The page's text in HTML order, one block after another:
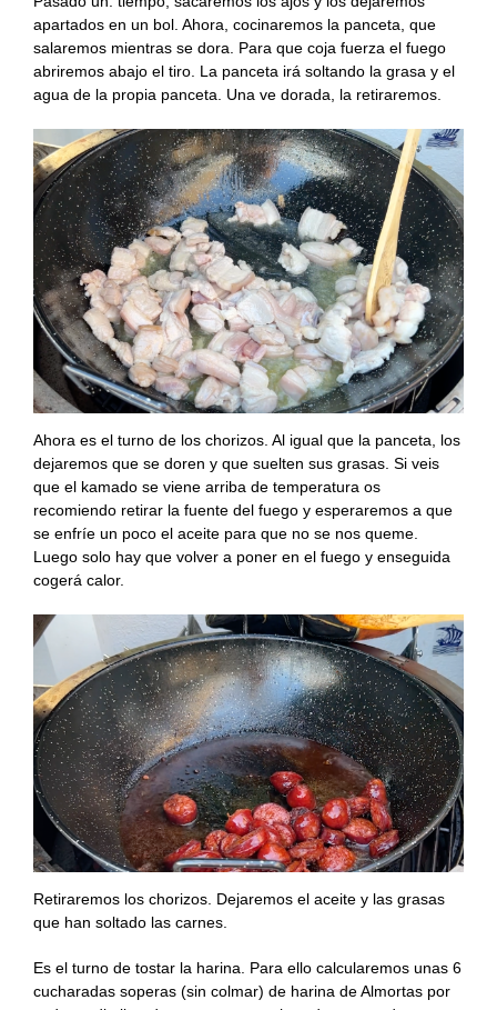
apartados en un bol. Ahora, cocinaremos la panceta, que
salaremos mientras se dora. Para que coja fuerza el fuego
abriremos abajo el tiro. La panceta irá soltando la grasa y el
agua de la propia panceta. Una ve dorada, la retiraremos.
Ahora es el turno de los chorizos. Al igual que la panceta, los
dejaremos que se doren y que suelten sus grasas. Si veis
que el kamado se viene arriba de temperatura os
recomiendo retirar la fuente del fuego y esperaremos a que
se enfríe un poco el aceite para que no se nos queme.
Luego solo hay que volver a poner en el fuego y enseguida
cogerá calor.
Retiraremos los chorizos. Dejaremos el aceite y las grasas
que han soltado las carnes.
Es el turno de tostar la harina. Para ello calcularemos unas 6
cucharadas soperas (sin colmar) de harina de Almortas por